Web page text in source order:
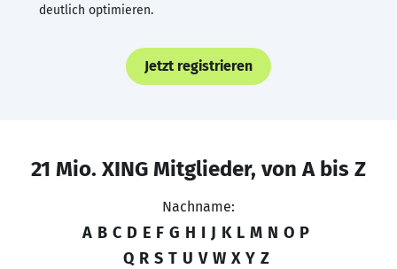
deutlich optimieren.
Jetzt registrieren
21 Mio. XING Mitglieder, von A bis Z
Nachname:
A B C D E F G H I J K L M N O P
Q R S T U V W X Y Z